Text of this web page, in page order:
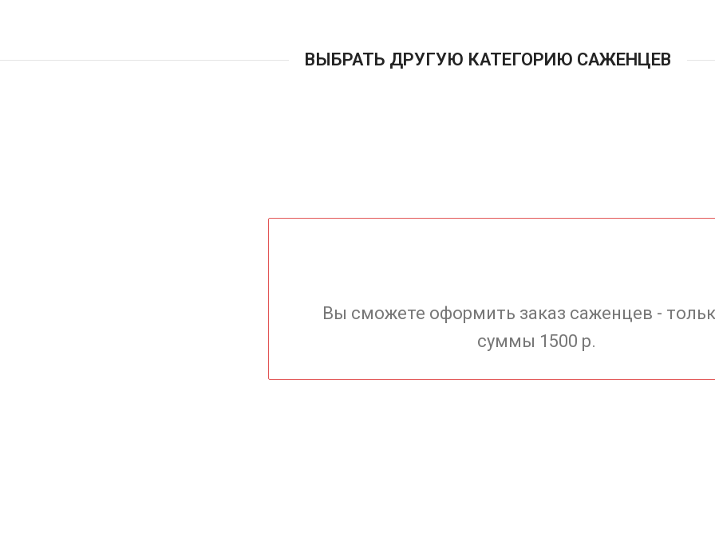
ВЫБРАТЬ ДРУГУЮ КАТЕГОРИЮ САЖЕНЦЕВ
Вы сможете оформить заказ саженцев -
суммы 1500 р.